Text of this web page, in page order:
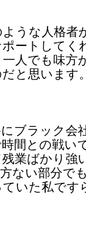
うな人格者
ートしてく
人でも味方
と思います
ブラック会
間との戦い
業ばかり強
ない部分で
いた私です